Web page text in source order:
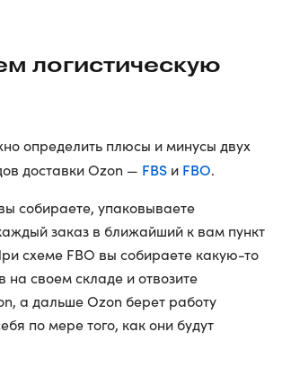
логистическую
определить плюсы и минусы двух
доставки Ozon — FBS и FBO.
собираете, упаковываете
заказ в ближайший к вам пункт
схеме FBO вы собираете какую-то
на своем складе и отвозите
а дальше Ozon берет работу
по мере того, как они будут